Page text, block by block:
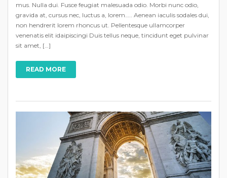
mus. Nulla dui. Fusce feugiat malesuada odio. Morbi nunc odio,
gravida at, cursus nec, luctus a, lorem….. Aenean iaculis sodales dui,
non hendrerit lorem rhoncus ut. Pellentesque ullamcorper
venenatis elit idaipiscingi Duis tellus neque, tincidunt eget pulvinar
sit amet, […]
READ MORE